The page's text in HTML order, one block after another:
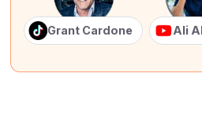
Grant Cardone Ali